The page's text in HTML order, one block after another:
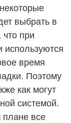
выбрать в
при
используются
время
Поэтому
как могут
системой.
все